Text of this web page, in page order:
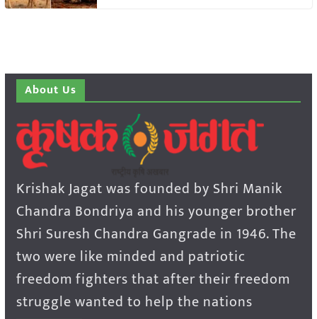
About Us
Krishak Jagat was founded by Shri Manik
Chandra Bondriya and his younger brother
Shri Suresh Chandra Gangrade in 1946. The
two were like minded and patriotic
freedom fighters that after their freedom
struggle wanted to help the nations